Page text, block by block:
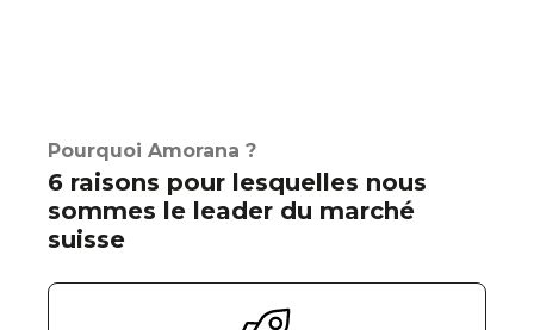
Pourquoi Amorana ?
6 raisons pour lesquelles nous
sommes le leader du marché
suisse